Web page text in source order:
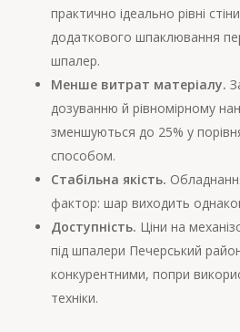
практично ідеально рівні
додаткового шпаклювання
шпалер.
Менше витрат матеріалу.
дозуванню й рівномірному
зменшуються до 25% у
способом.
Стабільна якість.
фактор: шар виходить
Доступність. Ціни на
під шпалери Печерський
конкурентними, попри
техніки.